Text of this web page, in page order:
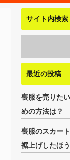
サイト内検索
最近の投稿
喪服を売りた
めの方法は？
喪服のスカー
裾上げしたほ